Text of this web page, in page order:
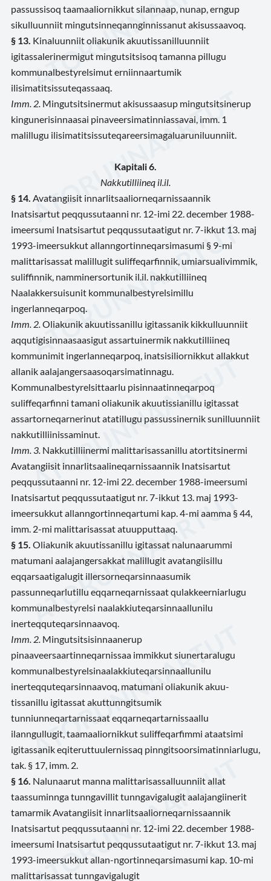
passussisoq taamaaliornikkut silannaap, nunap, erngup
sikulluunniit mingutsinneqannginnissanut akisussaavoq.
§ 13. Kinaluunniit oliakunik akuutissanilluunniit
igitassalerinermigut mingutsitsisoq tamanna pillugu
kommunalbestyrelsimut erniinnaartumik
ilisimatitsissuteqassaaq.
Imm. 2. Mingutsitsinermut akisussaasup mingutsitsinerup
kingunerisinnaasai pinaveersimatinniassavai, imm. 1
malillugu ilisimatitsissuteqareersimagaluaruniluunniit.
Kapitali 6.
Nakkutilliineq il.il.
§ 14. Avatangiisit innarlitsaaliorneqarnissaannik
Inatsisartut peqqussutaanni nr. 12-imi 22. december 1988-
imeersumi Inatsisartut peqqussutaatigut nr. 7-ikkut 13. maj
1993-imeersukkut allanngortinneqarsimasumi § 9-mi
malittarisassat malillugit suliffeqarfinnik, umiarsualivimmik,
suliffinnik, namminersortunik il.il. nakkutilliineq
Naalakkersuisunit kommunalbestyrelsimillu
ingerlanneqarpoq.
Imm. 2. Oliakunik akuutissanillu igitassanik kikkulluunniit
aqqutigisinnaasaasigut assartuinermik nakkutilliineq
kommunimit ingerlanneqarpoq, inatsisiliornikkut allakkut
allanik aalajangersaasoqarsimatinnagu.
Kommunalbestyrelsittaarlu pisinnaatinneqarpoq
suliffeqarfinni tamani oliakunik akuutissianillu igitassat
assartorneqarnerinut atatillugu passussinernik sunilluunniit
nakkutilliinissaminut.
Imm. 3. Nakkutilliinermi malittarisassanillu atortitsinermi
Avatangiisit innarlitsaalineqarnissaannik Inatsisartut
peqqussutaanni nr. 12-imi 22. december 1988-imeersumi
Inatsisartut peqqussutaatigut nr. 7-ikkut 13. maj 1993-
imeersukkut allanngortinneqartumi kap. 4-mi aamma § 44,
imm. 2-mi malittarisassat atuupputtaaq.
§ 15. Oliakunik akuutissanillu igitassat nalunaarummi
matumani aalajangersakkat malillugit avatangiisillu
eqqarsaatigalugit illersorneqarsinnaasumik
passunneqarlutillu eqqarneqarnissaat qulakkeerniarlugu
kommunalbestyrelsi naalakkiuteqarsinnaallunilu
inerteqquteqarsinnaavoq.
Imm. 2. Mingutsitsisinnaanerup
pinaaveersaartinneqarnissaa immikkut siunertaralugu
kommunalbestyrelsinaalakkiuteqarsinnaallunilu
inerteqquteqarsinnaavoq, matumani oliakunik akuu-
tissanillu igitassat akuttunngitsumik
tunniunneqartarnissaat eqqarneqartarnissaallu
ilanngullugit, taamaaliornikkut suliffeqarfimmi ataatsimi
igitassanik eqiteruttuulernissaq pinngitsoorsimatinniarlugu,
tak. § 17, imm. 2.
§ 16. Nalunaarut manna malittarisassalluunniit allat
taassuminnga tunngavillit tunngavigalugit aalajangiinerit
tamarmik Avatangiisit innarlitsaaliorneqarnissaannik
Inatsisartut peqqussutaanni nr. 12-imi 22. december 1988-
imeersumi Inatsisartut peqqussutaatigut nr. 7-ikkut 13. maj
1993-imeersukkut allan-ngortinneqarsimasumi kap. 10-mi
malittarisassat tunngavigalugit